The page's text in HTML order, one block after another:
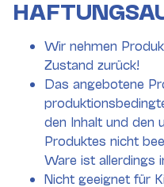
Wir nehmen
Zustand zurück!
Das angebotene
den Inhalt und den
Produktes nicht
Ware ist allerdings
Nicht geeignet für